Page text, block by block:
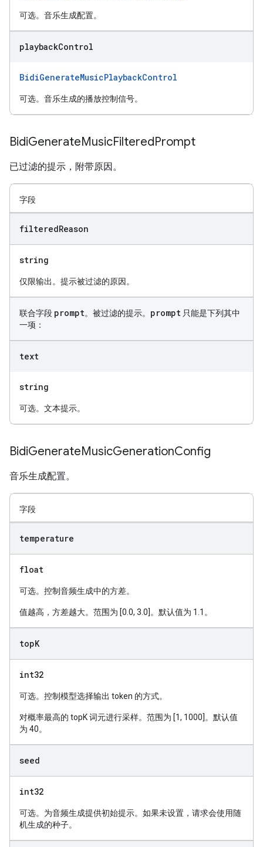
可选。音乐生成配置。
playbackControl
BidiGenerateMusicPlaybackControl
可选。音乐生成的播放控制信号。
BidiGenerateMusicFilteredPrompt
已过滤的提示，附带原因。
字段
filteredReason
string
仅限输出。提示被过滤的原因。
联合字段 prompt。被过滤的提示。 prompt 只能是下列其中
一项：
text
string
可选。文本提示。
BidiGenerateMusicGenerationConfig
音乐生成配置。
字段
temperature
float
可选。控制音频生成中的方差。
值越高，方差越大。范围为 [0.0, 3.0]。默认值为 1.1。
topK
int32
可选。控制模型选择输出 token 的方式。
对概率最高的 topK 词元进行采样。范围为 [1, 1000]。默认值
为 40。
seed
int32
可选。为音频生成提供初始提示。如果未设置，请求会使用随
机生成的种子。